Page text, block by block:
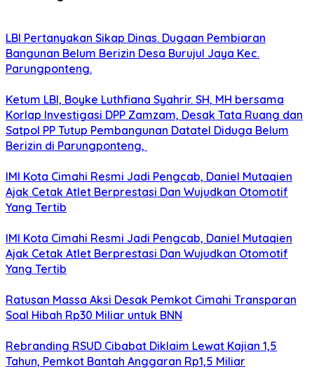
LBI Pertanyakan Sikap Dinas. Dugaan Pembiaran
Bangunan Belum Berizin Desa Burujul Jaya Kec.
Parungponteng.
Ketum LBI, Boyke Luthfiana Syahrir. SH, MH bersama
Korlap Investigasi DPP Zamzam, Desak Tata Ruang dan
Satpol PP Tutup Pembangunan Datatel Diduga Belum
Berizin di Parungponteng,
IMI Kota Cimahi Resmi Jadi Pengcab, Daniel Mutaqien
Ajak Cetak Atlet Berprestasi Dan Wujudkan Otomotif
Yang Tertib
IMI Kota Cimahi Resmi Jadi Pengcab, Daniel Mutaqien
Ajak Cetak Atlet Berprestasi Dan Wujudkan Otomotif
Yang Tertib
Ratusan Massa Aksi Desak Pemkot Cimahi Transparan
Soal Hibah Rp30 Miliar untuk BNN
Rebranding RSUD Cibabat Diklaim Lewat Kajian 1,5
Tahun, Pemkot Bantah Anggaran Rp1,5 Miliar